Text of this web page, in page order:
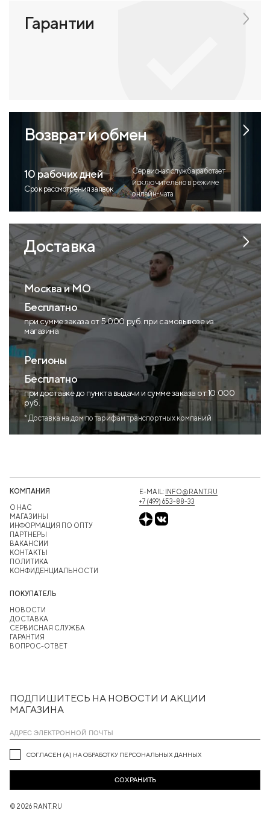
Гарантии
Возврат и обмен
10 рабочих дней
Срок рассмотрения заявок
Сервисная служба работает
исключительно в режиме
онлайн-чата
Доставка
Москва и МО
Бесплатно
при сумме заказа от 5 000 руб. при самовывозе из
магазина
Регионы
Бесплатно
при доставке до пункта выдачи и сумме заказа от 10 000
руб.
* Доставка на дом по тарифам транспортных компаний
ПОДПИШИТЕСЬ НА НОВОСТИ И АКЦИИ
МАГАЗИНА
СОГЛАСЕН (А) НА ОБРАБОТКУ ПЕРСОНАЛЬНЫХ ДАННЫХ
СОХРАНИТЬ
КОМПАНИЯ
О НАС
МАГАЗИНЫ
ИНФОРМАЦИЯ ПО ОПТУ
ПАРТНЕРЫ
ВАКАНСИИ
КОНТАКТЫ
ПОЛИТИКА
КОНФИДЕНЦИАЛЬНОСТИ
ПОКУПАТЕЛЬ
НОВОСТИ
ДОСТАВКА
СЕРВИСНАЯ СЛУЖБА
ГАРАНТИЯ
ВОПРОС-ОТВЕТ
E-MAIL: INFO@RANT.RU
+7 (499) 653-88-33
© 2026 RANT.RU